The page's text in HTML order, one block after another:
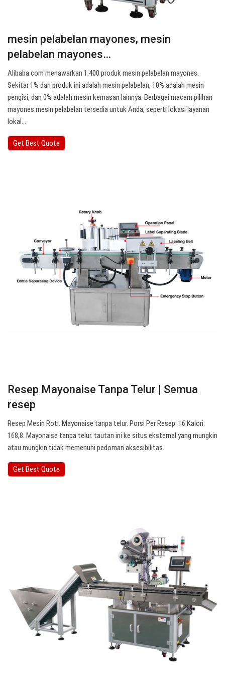
mesin pelabelan mayones, mesin
pelabelan mayones…
Alibaba.com menawarkan 1.400 produk mesin pelabelan mayones.
Sekitar 1% dari produk ini adalah mesin pelabelan, 10% adalah mesin
pengisi, dan 0% adalah mesin kemasan lainnya. Berbagai macam pilihan
mayones mesin pelabelan tersedia untuk Anda, seperti lokasi layanan
lokal…
Get Best Quote
Resep Mayonaise Tanpa Telur | Semua
resep
Resep Mesin Roti. Mayonaise tanpa telur. Porsi Per Resep: 16 Kalori:
168,8. Mayonaise tanpa telur. tautan ini ke situs eksternal yang mungkin
atau mungkin tidak memenuhi pedoman aksesibilitas.
Get Best Quote